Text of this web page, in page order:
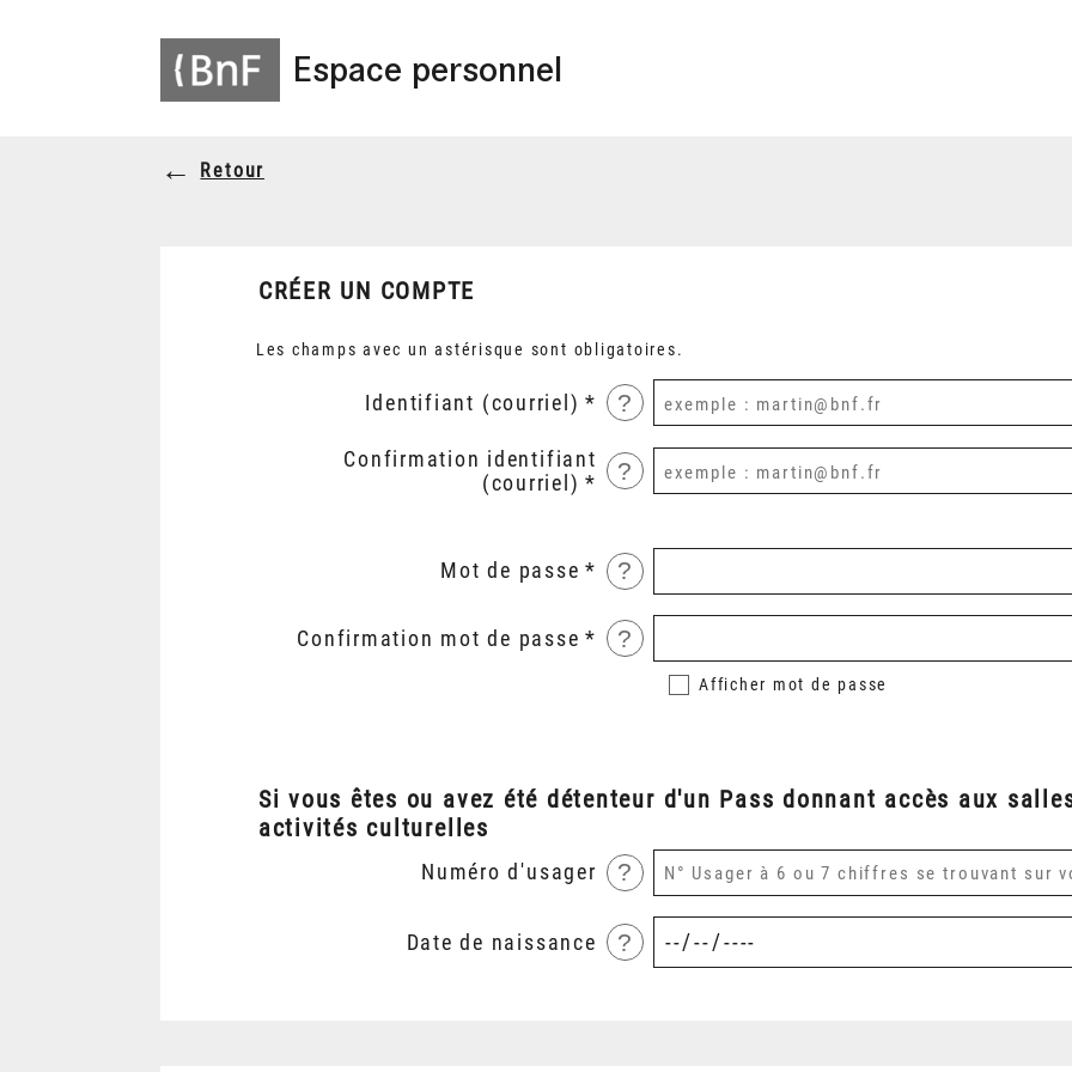
Espace personnel
Retour
CRÉER UN COMPTE
Les champs avec un astérisque sont obligatoires.
Identifiant (courriel) ?
Confirmation identifiant
(courriel)
?
Mot de passe ?
Confirmation mot de passe ?
Afficher mot de passe
Si vous êtes ou avez été détenteur d'un Pass donnant accès aux
activités culturelles
Numéro d'usager ?
Date de naissance ?